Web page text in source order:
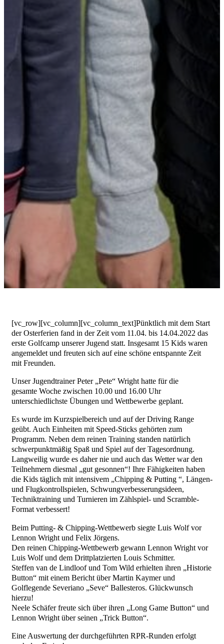
[vc_row][vc_column][vc_column_text]Pünktlich mit dem Start
der Osterferien fand in der Zeit vom 11.04. bis 14.04.2022 das
erste Golfcamp unserer Jugend statt. Insgesamt 15 Kids waren
angemeldet und freuten sich auf eine schöne entspannte Zeit
mit Freunden.
Unser Jugendtrainer Peter „Pete“ Wright hatte für die
gesamte Woche zwischen 10.00 und 16.00 Uhr
unterschiedlichste Übungen und Wettbewerbe geplant.
Es wurde im Kurzspielbereich und auf der Driving Range
geübt. Auch Einheiten mit Speed-Sticks gehörten zum
Programm. Neben dem reinen Training standen natürlich
schwerpunktmäßig Spaß und Spiel auf der Tagesordnung.
Langweilig wurde es daher nie und auch das Wetter war den
Teilnehmern diesmal „gut gesonnen“! Ihre Fähigkeiten haben
die Kids täglich mit intensivem „Chipping & Putting “, Längen-
und Flugkontrollspielen, Schwungverbesserungsideen,
Techniktraining und Turnieren im Zählspiel- und Scramble-
Format verbessert!
Beim Putting- & Chipping-Wettbewerb siegte Luis Wolf vor
Lennon Wright und Felix Jörgens.
Den reinen Chipping-Wettbewerb gewann Lennon Wright vor
Luis Wolf und dem Drittplatzierten Louis Schmitter.
Steffen van de Lindloof und Tom Wild erhielten ihren „Historie
Button“ mit einem Bericht über Martin Kaymer und
Golflegende Severiano „Seve“ Ballesteros. Glückwunsch
hierzu!
Neele Schäfer freute sich über ihren „Long Game Button“ und
Lennon Wright über seinen „Trick Button“.
Eine Auswertung der durchgeführten RPR-Runden erfolgt